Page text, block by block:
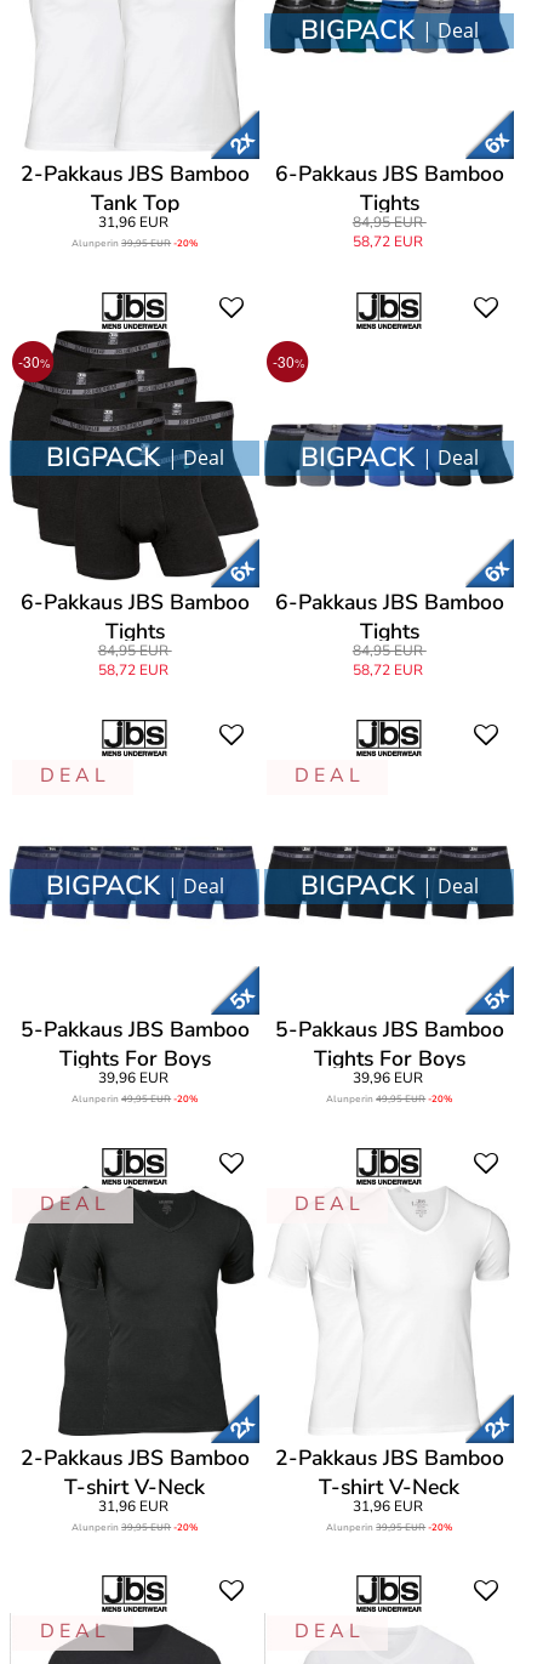
2-Pakkaus JBS Bamboo
Tank Top
31,96 EUR
Alunperin39,95 EUR-20%
BIGPACK | Deal
6-Pakkaus JBS Bamboo
Tights
84,95 EUR
58,72 EUR
-30%
BIGPACK| Deal
6-Pakkaus JBS Bamboo
Tights
84,95 EUR
58,72 EUR
-30%
BIGPACK | Deal
6-Pakkaus JBS Bamboo
Tights
84,95 EUR
58,72 EUR
D E A L
BIGPACK | Deal
5-Pakkaus JBS Bamboo
Tights For Boys
39,96 EUR
Alunperin49,95 EUR-20%
D E A L
BIGPACK | Deal
5-Pakkaus JBS Bamboo
Tights For Boys
39,96 EUR
Alunperin49,95 EUR-20%
D E A L
2-Pakkaus JBS Bamboo
T-shirt V-Neck
31,96 EUR
Alunperin39,95 EUR-20%
D E A L
2-Pakkaus JBS Bamboo
T-shirt V-Neck
31,96 EUR
Alunperin39,95 EUR-20%
D E A L D E A L